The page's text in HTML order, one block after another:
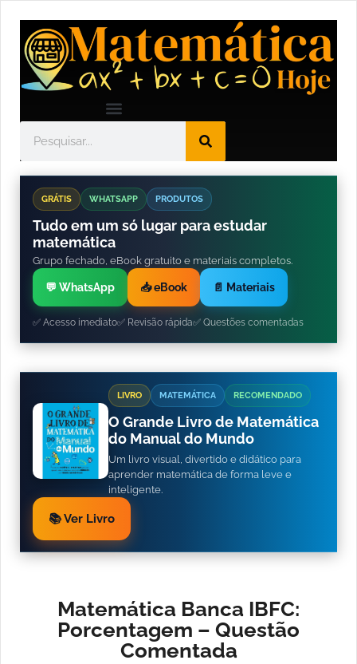
GRÁTIS WHATSAPP PRODUTOS
Tudo em um só lugar para estudar
matemática
Grupo fechado, eBook gratuito e materiais completos.
💬 WhatsApp 📥 eBook 📄 Materiais
✅ Acesso imediato✅ Revisão rápida✅ Questões comentadas
LIVRO MATEMÁTICA RECOMENDADO
O Grande Livro de Matemática
do Manual do Mundo
Um livro visual, divertido e didático para
aprender matemática de forma leve e
inteligente.
📚 Ver Livro
Matemática Banca IBFC:
Porcentagem – Questão
Comentada